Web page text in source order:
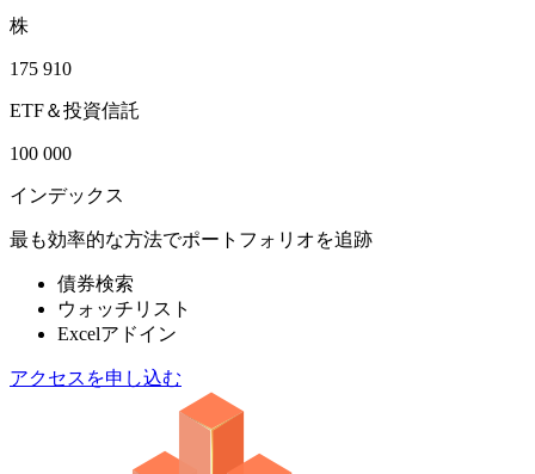
株
175 910
ETF＆投資信託
100 000
インデックス
最も効率的な方法でポートフォリオを追跡
債券検索
ウォッチリスト
Excelアドイン
アクセスを申し込む